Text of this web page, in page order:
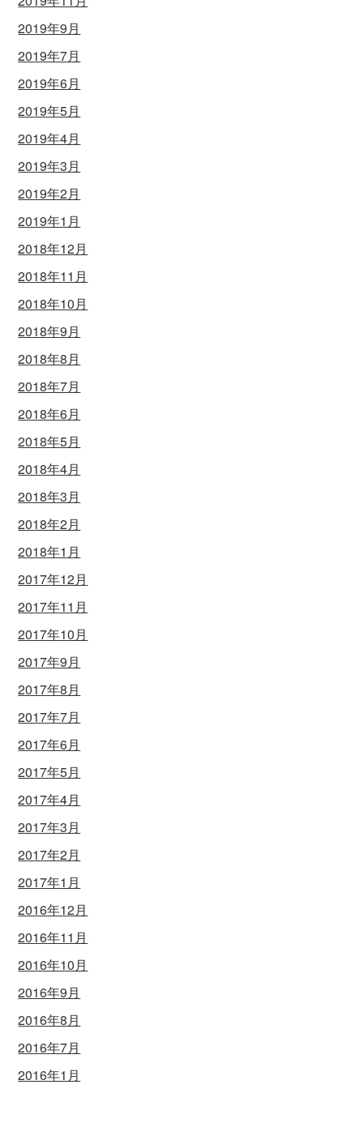
2019年9月
2019年7月
2019年6月
2019年5月
2019年4月
2019年3月
2019年2月
2019年1月
2018年12月
2018年11月
2018年10月
2018年9月
2018年8月
2018年7月
2018年6月
2018年5月
2018年4月
2018年3月
2018年2月
2018年1月
2017年12月
2017年11月
2017年10月
2017年9月
2017年8月
2017年7月
2017年6月
2017年5月
2017年4月
2017年3月
2017年2月
2017年1月
2016年12月
2016年11月
2016年10月
2016年9月
2016年8月
2016年7月
2016年1月